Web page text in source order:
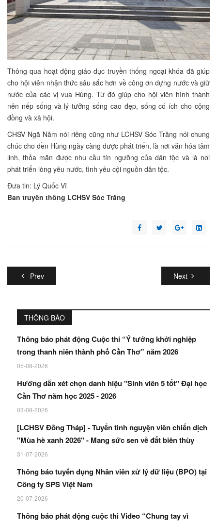
Thông qua hoạt động giáo dục truyền thống ngoại khóa đã giúp
cho hội viên nhận thức sâu sắc hơn về công ơn dựng nước và giữ
nước của các vị vua Hùng. Từ đó giúp cho hội viên hình thành
nên nếp sống và lý tưởng sống cao đẹp, sống có ích cho cộng
đồng và xã hội.
CHSV Ngã Năm nói riêng cũng như LCHSV Sóc Trăng nói chung
chúc cho đền Hùng ngày càng được phát triển, là nơi văn hóa tâm
linh, thỏa mãn được nhu cầu tín ngưỡng của dân tộc và là nơi
phát triển lòng yêu nước, tình yêu cội nguồn dân tộc.
Đưa tin: Lý Quốc Vĩ
Ban truyền thông LCHSV Sóc Trăng
Prev Next
THÔNG BÁO
Thông báo phát động Cuộc thi “Ý tưởng khởi nghiệp
trong thanh niên thành phố Cần Thơ” năm 2026
05-08-2026
Hướng dẫn xét chọn danh hiệu "Sinh viên 5 tốt" Đại học
Cần Thơ năm học 2025 - 2026
03-08-2026
[LCHSV Đồng Tháp] - Tuyển tình nguyện viên chiến dịch
"Mùa hè xanh 2026" - Mang sức sen về đất biên thùy
31-07-2026
Thông báo tuyển dụng Nhân viên xử lý dữ liệu (BPO) tại
Công ty SPS Việt Nam
20-07-2026
Thông báo phát động cuộc thi Video “Chung tay vì